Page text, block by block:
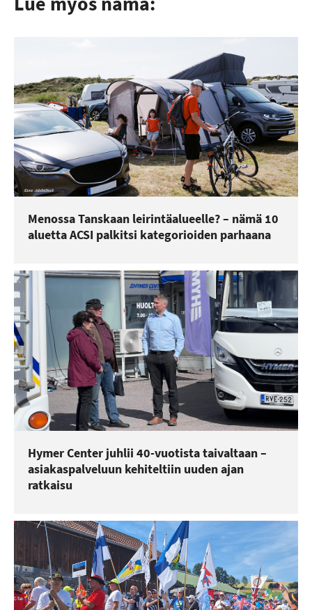
Menossa Tanskaan leirintäalueelle? – nämä 10
aluetta ACSI palkitsi kategorioiden parhaana
Hymer Center juhlii 40-vuotista taivaltaan –
asiakaspalveluun kehiteltiin uuden ajan
ratkaisu